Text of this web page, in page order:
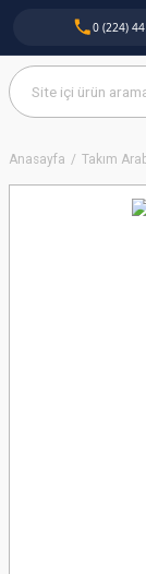
Anasayfa Takım
0 (224)